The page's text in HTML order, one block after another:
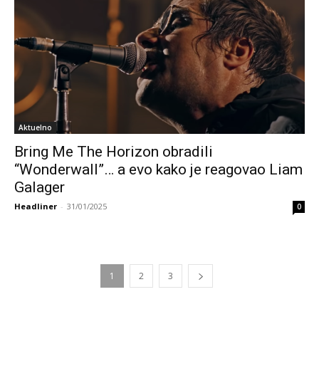
Aktuelno
Bring Me The Horizon obradili
“Wonderwall”… a evo kako je reagovao Liam
Galager
Headliner - 31/01/2025 0
1 2 3